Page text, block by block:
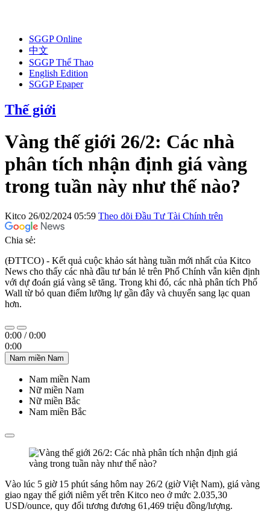
SGGP Online
中文
SGGP Thể Thao
English Edition
SGGP Epaper
Thế giới
Vàng thế giới 26/2: Các nhà
phân tích nhận định giá vàng
trong tuần này như thế nào?
Kitco 26/02/2024 05:59 Theo dõi Đầu Tư Tài Chính trên
Chia sẻ:
(ĐTTCO) - Kết quả cuộc khảo sát hàng tuần mới nhất của Kitco
News cho thấy các nhà đầu tư bán lẻ trên Phố Chính vẫn kiên định
với dự đoán giá vàng sẽ tăng. Trong khi đó, các nhà phân tích Phố
Wall từ bỏ quan điểm lưỡng lự gần đây và chuyển sang lạc quan
hơn.
0:00 /0:00
0:00
Nam miền Nam
Nam miền Nam
Nữ miền Nam
Nữ miền Bắc
Nam miền Bắc
Vào lúc 5 giờ 15 phút sáng hôm nay 26/2 (giờ Việt Nam), giá vàng
giao ngay thế giới niêm yết trên Kitco neo ở mức 2.035,30
USD/ounce, quy đổi tương đương 61,469 triệu đồng/lượng.